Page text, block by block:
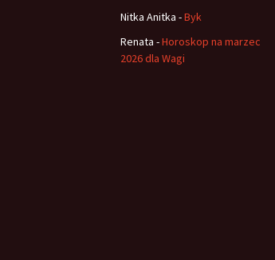
Nitka Anitka -Byk
Renata -Horoskop na marzec
2026 dla Wagi